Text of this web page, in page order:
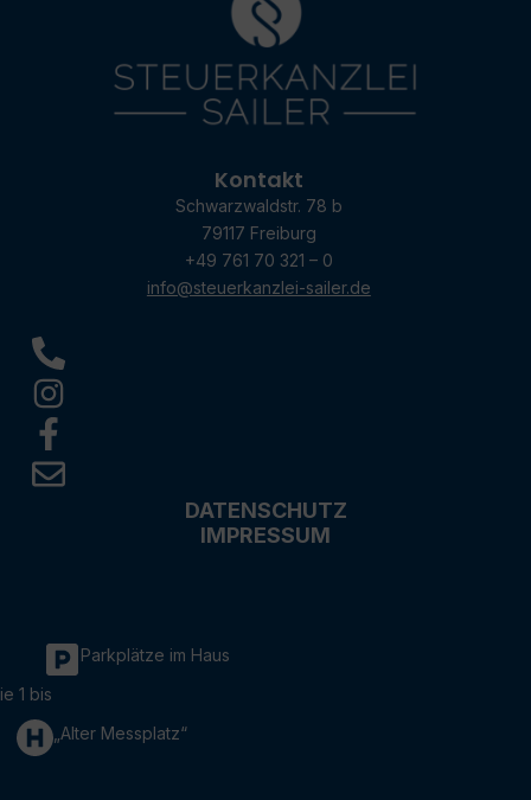
Kontakt
Schwarzwaldstr. 78 b
79117 Freiburg
+49 761 70 321 – 0
info@steuerkanzlei-sailer.de
DATENSCHUTZ
IMPRESSUM
Parkplätze im Haus
1 bis
„Alter Messplatz“